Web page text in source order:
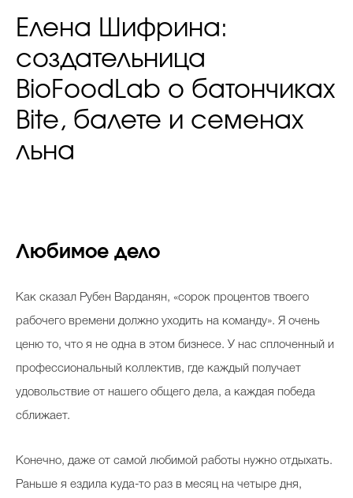
Елена Шифрина:
создательница
BioFoodLab о батончиках
Bite, балете и семенах
льна
Любимое дело
Как сказал Рубен Варданян, «сорок процентов твоего
рабочего времени должно уходить на команду». Я очень
ценю то, что я не одна в этом бизнесе. У нас сплоченный и
профессиональный коллектив, где каждый получает
удовольствие от нашего общего дела, а каждая победа
сближает.
Конечно, даже от самой любимой работы нужно отдыхать.
Раньше я ездила куда-то раз в месяц на четыре дня,